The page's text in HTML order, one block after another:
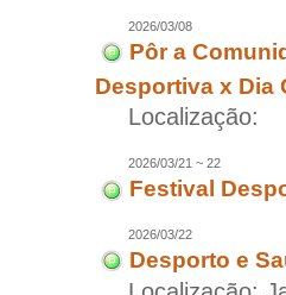
2026/03/08
Pôr a
Desportiva x Dia
Localização:
2026/03/21 ~ 22
Festival
2026/03/22
Desporto e